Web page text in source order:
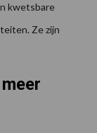
kwetsbare
Ze zijn